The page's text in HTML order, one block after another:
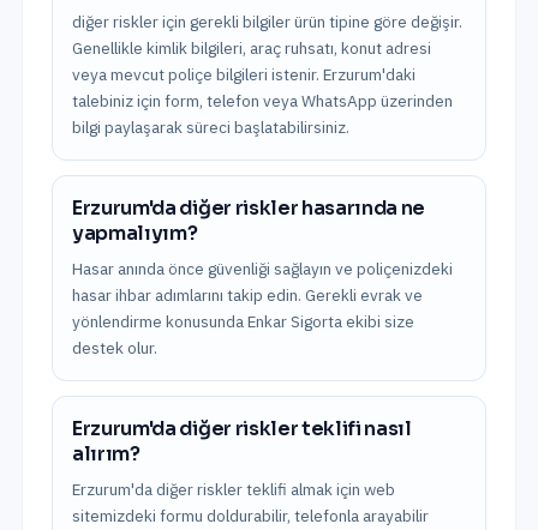
diğer riskler için gerekli bilgiler ürün tipine göre değişir.
Genellikle kimlik bilgileri, araç ruhsatı, konut adresi
veya mevcut poliçe bilgileri istenir. Erzurum'daki
talebiniz için form, telefon veya WhatsApp üzerinden
bilgi paylaşarak süreci başlatabilirsiniz.
Erzurum'da diğer riskler hasarında ne
yapmalıyım?
Hasar anında önce güvenliği sağlayın ve poliçenizdeki
hasar ihbar adımlarını takip edin. Gerekli evrak ve
yönlendirme konusunda Enkar Sigorta ekibi size
destek olur.
Erzurum'da diğer riskler teklifi nasıl
alırım?
Erzurum'da diğer riskler teklifi almak için web
sitemizdeki formu doldurabilir, telefonla arayabilir